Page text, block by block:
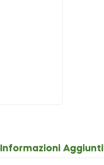
Informazioni